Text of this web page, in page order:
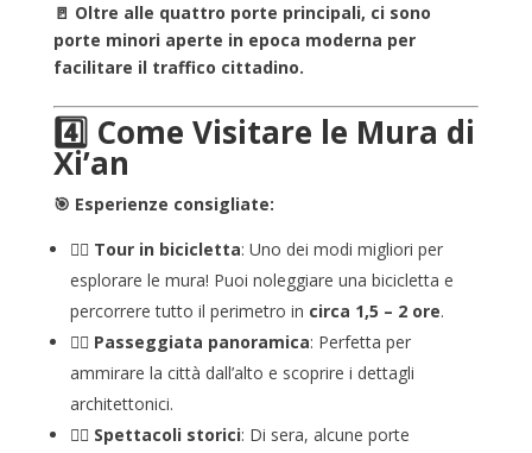
🚪 Oltre alle quattro porte principali, ci sono
porte minori aperte in epoca moderna per
facilitare il traffico cittadino.
4️⃣ Come Visitare le Mura di
Xi’an
🎯 Esperienze consigliate:
🚴‍♂️ Tour in bicicletta: Uno dei modi migliori per
esplorare le mura! Puoi noleggiare una bicicletta e
percorrere tutto il perimetro in circa 1,5 – 2 ore.
🚶‍♀️ Passeggiata panoramica: Perfetta per
ammirare la città dall’alto e scoprire i dettagli
architettonici.
🧙‍♂️ Spettacoli storici: Di sera, alcune porte